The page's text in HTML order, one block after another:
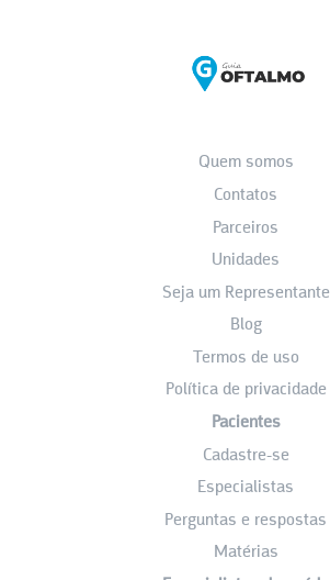
Quem somos
Contatos
Parceiros
Unidades
Seja um Representante
Blog
Termos de uso
Política de privacidade
Pacientes
Cadastre-se
Especialistas
Perguntas e respostas
Matérias